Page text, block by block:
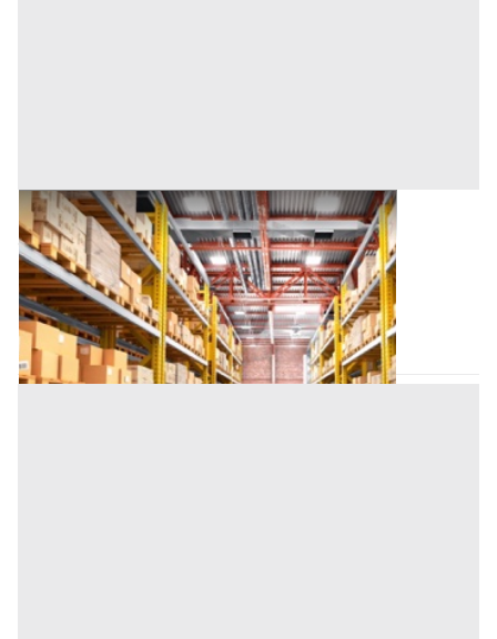
Magazzino all'asta a Padova
San Giorgio delle Pertiche (Padova)
Offerta minima
129.000 € 172.000 €
Codice asta:AI3556844
Asta chiusa